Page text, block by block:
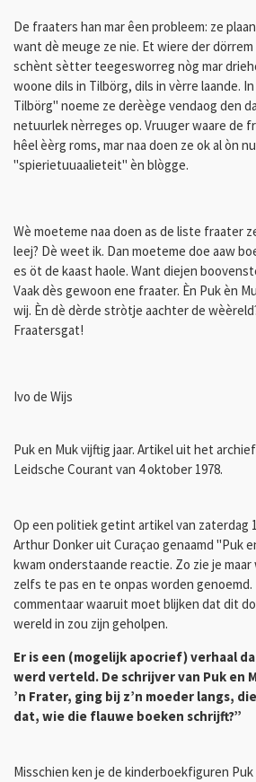
De fraaters han mar êen probleem: ze
want dè meuge ze nie. Et wiere der
schènt sètter teegesworreg nòg mar
woone dils in Tilbörg, dils in vèrre laande.
Tilbörg" noeme ze derèège vendaog den
netuurlek nèrreges op. Vruuger waare de
hêel èèrg roms, mar naa doen ze ok al òn
"spierietuuaalieteit" èn blògge.
Wè moeteme naa doen as de liste fraater
leej? Dè weet ik. Dan moeteme doe aaw
es öt de kaast haole. Want diejen
Vaak dès gewoon ene fraater. Èn Puk èn
wij. Èn dè dèrde stròtje aachter de
Fraatersgat!
Ivo de Wijs
Puk en Muk vijftig jaar. Artikel uit het
Leidsche Courant van 4 oktober 1978.
Op een politiek getint artikel van zaterdag
Arthur Donker uit Curaçao genaamd "Puk
kwam onderstaande reactie. Zo zie je
zelfs te pas en te onpas worden
commentaar waaruit moet blijken dat dit
wereld in zou zijn geholpen.
Er is een (mogelijk apocrief) verhaal
werd verteld. De schrijver van Puk en
’n Frater, ging bij z’n moeder langs,
dat, wie die flauwe boeken schrijft?”
Misschien ken je de kinderboekfiguren Puk